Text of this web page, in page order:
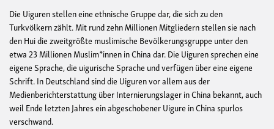
Die Uiguren stellen eine ethnische Gruppe dar, die sich zu den
Turkvölkern zählt. Mit rund zehn Millionen Mitgliedern stellen sie nach
den Hui die zweitgrößte muslimische Bevölkerungsgruppe unter den
etwa 23 Millionen Muslim*innen in China dar. Die Uiguren sprechen eine
eigene Sprache, die uigurische Sprache und verfügen über eine eigene
Schrift. In Deutschland sind die Uiguren vor allem aus der
Medienberichterstattung über Internierungslager in China bekannt, auch
weil Ende letzten Jahres ein abgeschobener Uigure in China spurlos
verschwand.